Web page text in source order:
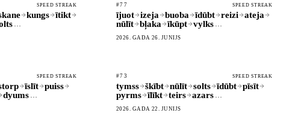
SPEED STREAK
kungs
ītikt
…
#77 SPEED STREAK
ījuot izeja buoba īdūbt reizi
ateja
nūlīt
bļaka īkūpt vylks …
2026. GADA 26. JŪNIJS
SPEED STREAK
īslīt
puiss
dyums …
#73 SPEED STREAK
tymss škībt nūlīt solts īdūbt
pīsīt
pyrms
īlīkt teirs azars …
2026. GADA 22. JŪNIJS